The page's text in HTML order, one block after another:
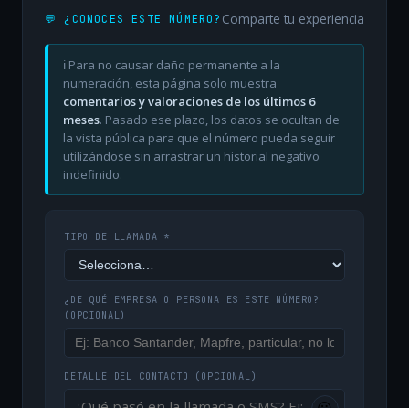
💬 ¿CONOCES ESTE NÚMERO? Comparte tu experiencia
ℹ️ Para no causar daño permanente a la
numeración, esta página solo muestra
comentarios y valoraciones de los últimos 6
meses. Pasado ese plazo, los datos se ocultan de
la vista pública para que el número pueda seguir
utilizándose sin arrastrar un historial negativo
indefinido.
TIPO DE LLAMADA *
¿DE QUÉ EMPRESA O PERSONA ES ESTE NÚMERO?
(OPCIONAL)
DETALLE DEL CONTACTO (OPCIONAL)